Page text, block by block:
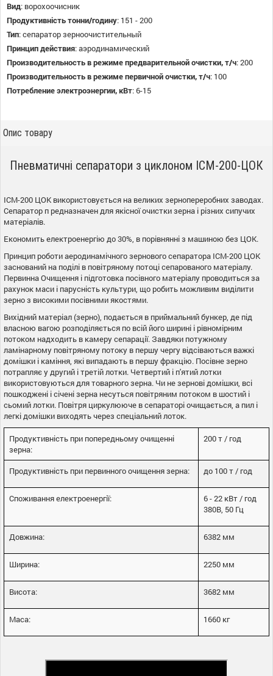
Вид: ворохоочисник
Продуктивність тонни/годину: 151 - 200
Тип:сепаратор зерноочистительный
Принцип действия:аэродинамический
Производительность в режиме предварительной очистки, т/ч:200
Производительность в режиме первичной очистки, т/ч: 100
Потребление электроэнергии, кВт:6-15
Опис товару
Пневматичні сепаратори з циклоном ІСМ-200-ЦОК
ІСМ-200 ЦОК використовується на великих зернопереробних заводах.
Сепаратор п редназначен для якісної очистки зерна і різних сипучих
матеріалів.
Економить електроенергію до 30%, в порівнянні з машиною без ЦОК.
Принцип роботи аеродинамічного зернового сепаратора ІСМ-200 ЦОК
заснований на поділі в повітряному потоці сепарованого матеріалу.
Первинна Очищення і підготовка посівного матеріалу проводиться за
рахунок маси і парусність культури, що робить можливим виділити
зерно з високими посівними якостями.
Вихідний матеріал (зерно), подається в приймальний бункер, де під
власною вагою розподіляється по всій його ширині і рівномірним
потоком надходить в камеру сепарації. Завдяки потужному
ламінарному повітряному потоку в першу чергу відсіваються важкі
домішки і каміння, які випадають в першу фракцію. Посівне зерно
потрапляє у другий і третій лотки. Четвертий і п'ятий лотки
використовуються для товарного зерна. Чи не зернові домішки, всі
пошкоджені і січені зерна несуться повітряним потоком в шостий і
сьомий лотки. Повітря циркулююче в сепараторі очищається, а пил і
легкі домішки виходять через спеціальний лоток.
Продуктивність при попередньому очищенні
зерна:
200 т / год
Продуктивність при первинного очищення зерна: до 100 т / год
Споживання електроенергії:
6 - 22 кВт / год
380В, 50 Гц
Довжина: 6382 мм
Ширина: 2250 мм
Висота: 3682 мм
Маса: 1660 кг